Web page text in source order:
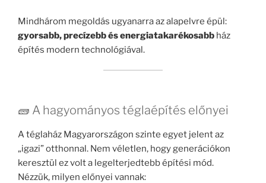
Mindhárom megoldás ugyanarra az alapelvre épül:
gyorsabb, precízebb és energiatakarékosabb ház
építés modern technológiával.
🧱 A hagyományos téglaépítés előnyei
A téglaház Magyarországon szinte egyet jelent az
„igazi” otthonnal. Nem véletlen, hogy generációkon
keresztül ez volt a legelterjedtebb építési mód.
Nézzük, milyen előnyei vannak: